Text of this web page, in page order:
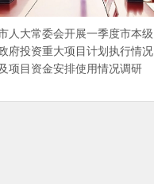
人大常委会开展一季度市本级
府投资重大项目计划执行情况
项目资金安排使用情况调研